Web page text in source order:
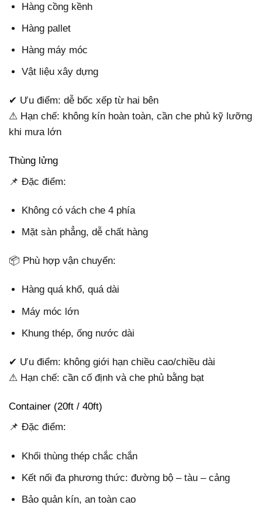
Hàng cồng kềnh
Hàng pallet
Hàng máy móc
Vật liệu xây dựng
✔ Ưu điểm: dễ bốc xếp từ hai bên
⚠ Hạn chế: không kín hoàn toàn, cần che phủ kỹ lưỡng
khi mưa lớn
Thùng lửng
📌 Đặc điểm:
Không có vách che 4 phía
Mặt sàn phẳng, dễ chất hàng
📦 Phù hợp vận chuyển:
Hàng quá khổ, quá dài
Máy móc lớn
Khung thép, ống nước dài
✔ Ưu điểm: không giới hạn chiều cao/chiều dài
⚠ Hạn chế: cần cố định và che phủ bằng bạt
Container (20ft / 40ft)
📌 Đặc điểm:
Khối thùng thép chắc chắn
Kết nối đa phương thức: đường bộ – tàu – cảng
Bảo quản kín, an toàn cao